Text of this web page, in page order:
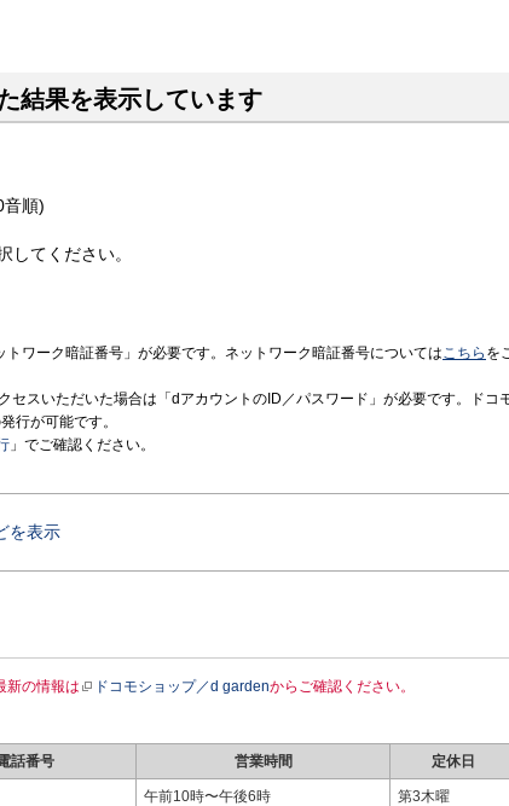
結果を表示しています
音順)
してください。
ワーク暗証番号」が必要です。ネットワーク暗証番号についてはこちら を
セスいただいた場合は「dアカウントのID／パスワード」が必要です。ドコ
行が可能です。
」でご確認ください。
を表示
新の情報は ドコモショップ／d gardenからご確認ください。
話番号 営業時間 定休日
午前10時〜午後6時 第3木曜